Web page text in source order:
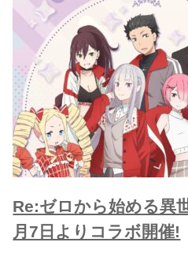
Re:ゼロから始める異
月7日よりコラボ開催!